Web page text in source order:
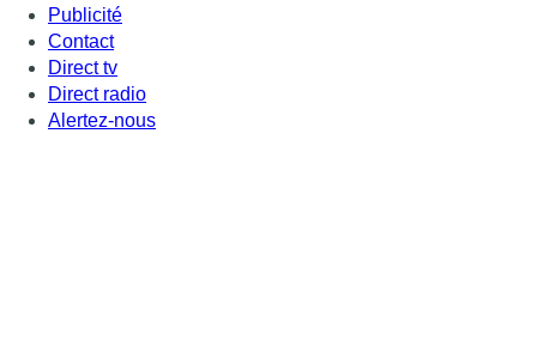
Publicité
Contact
Direct tv
Direct radio
Alertez-nous